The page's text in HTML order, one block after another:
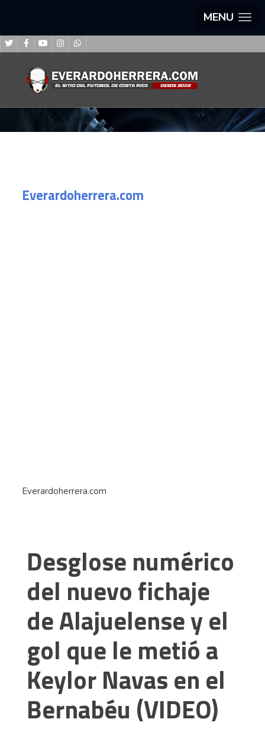
MENU
Everardoherrera.com
Everardoherrera.com
Desglose numérico
del nuevo fichaje
de Alajuelense y el
gol que le metió a
Keylor Navas en el
Bernabéu (VIDEO)